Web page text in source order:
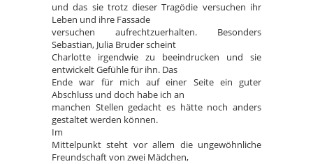
und das sie trotz dieser Tragödie versuchen ihr
Leben und ihre Fassade
versuchen aufrechtzuerhalten. Besonders
Sebastian, Julia Bruder scheint
Charlotte irgendwie zu beeindrucken und sie
entwickelt Gefühle für ihn. Das
Ende war für mich auf einer Seite ein guter
Abschluss und doch habe ich an
manchen Stellen gedacht es hätte noch anders
gestaltet werden können.
Im
Mittelpunkt steht vor allem die ungewöhnliche
Freundschaft von zwei Mädchen,